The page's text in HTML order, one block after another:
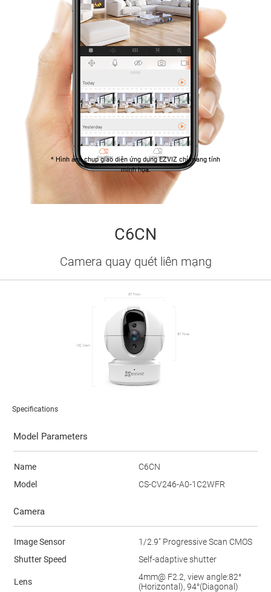
* Hình ảnh chụp giao diện ứng dụng EZVIZ chỉ mang tính
minh họa.
C6CN
Camera quay quét liên mạng
Specifications
Model Parameters
Name
C6CN
Model
CS-CV246-A0-1C2WFR
Camera
Image Sensor
1/2.9" Progressive Scan CMOS
Shutter Speed
Self-adaptive shutter
Lens
4mm@ F2.2, view angle:82°
(Horizontal), 94°(Diagonal)